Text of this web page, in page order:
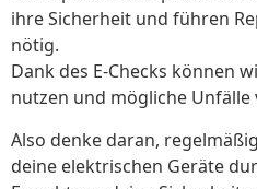
ihre Sicherheit und führen
nötig.
Dank des E-Checks können
nutzen und mögliche Unfälle
Also denke daran,
deine elektrischen Geräte